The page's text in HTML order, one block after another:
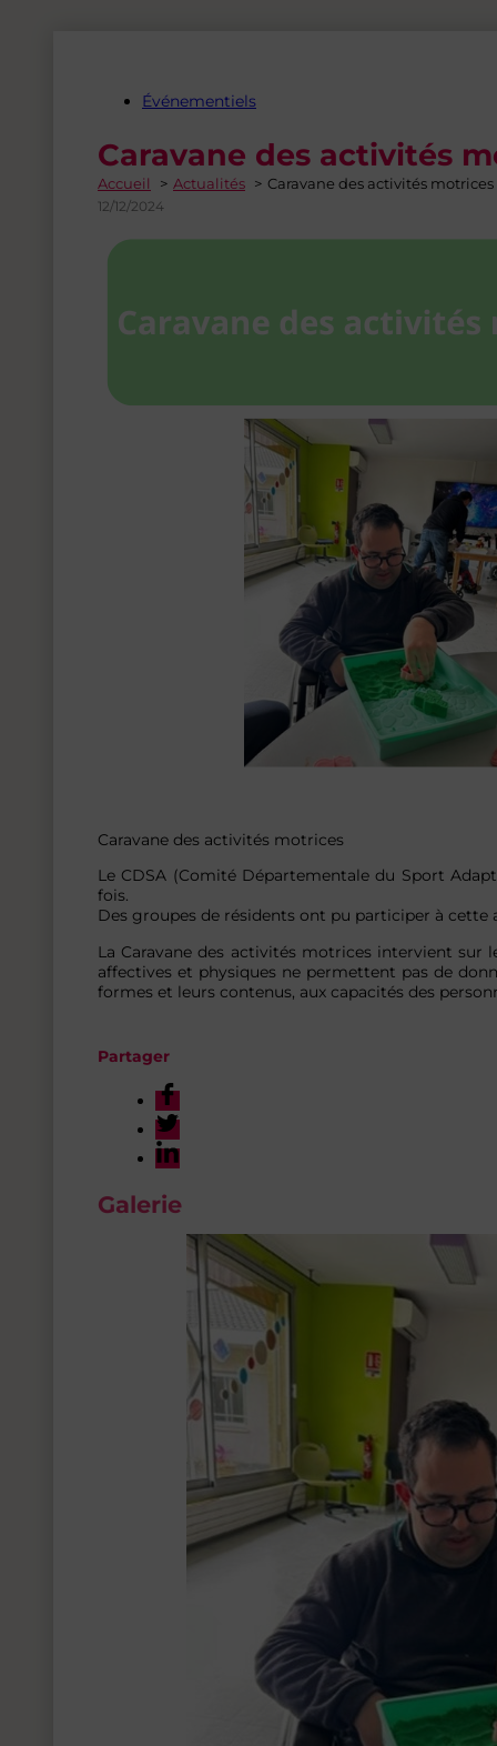
Événementiels
Caravane des activités
Accueil Actualités
Caravane des activités motrices
12/12/2024
Caravane des activités motrices
Le CDSA (Comité Départementale du Sport
fois.
Des groupes de résidents ont pu participer à
La Caravane des activités motrices intervient sur
affectives et physiques ne permettent pas de
formes et leurs contenus, aux capacités des
Partager
Galerie